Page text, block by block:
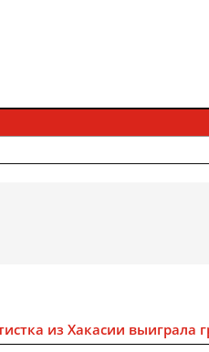
из Хакасии выиграла